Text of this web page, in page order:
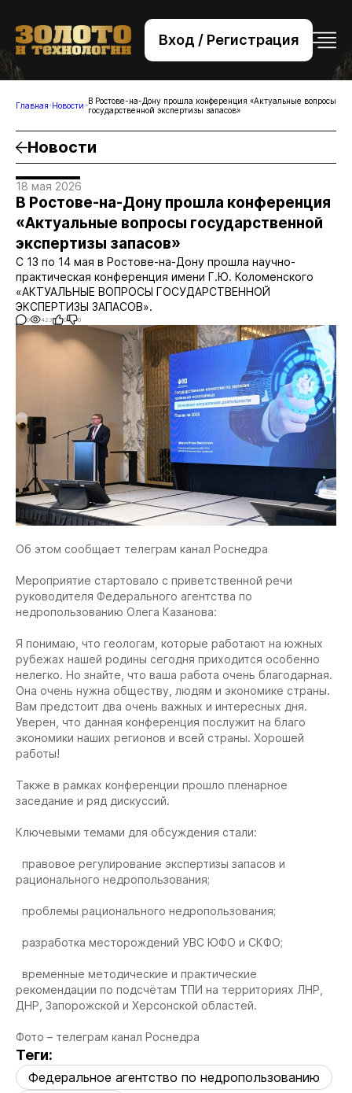
Вход / Регистрация
+7 (495) 221-76-32
bsv@zolteh.ru
Главная Новости В Ростове-на-Дону прошла конференция «Актуальные вопросы
государственной экспертизы запасов»
Новости
18 мая 2026
В Ростове-на-Дону прошла конференция
«Актуальные вопросы государственной
экспертизы запасов»
С 13 по 14 мая в Ростове-на-Дону прошла научно-
практическая конференция имени Г.Ю. Коломенского
«АКТУАЛЬНЫЕ ВОПРОСЫ ГОСУДАРСТВЕННОЙ
ЭКСПЕРТИЗЫ ЗАПАСОВ».
0 423 0 0
Об этом сообщает телеграм канал Роснедра
Мероприятие стартовало с приветственной речи
руководителя Федерального агентства по
недропользованию Олега Казанова:
Я понимаю, что геологам, которые работают на южных
рубежах нашей родины сегодня приходится особенно
нелегко. Но знайте, что ваша работа очень благодарная.
Она очень нужна обществу, людям и экономике страны.
Вам предстоит два очень важных и интересных дня.
Уверен, что данная конференция послужит на благо
экономики наших регионов и всей страны. Хорошей
работы!
Также в рамках конференции прошло пленарное
заседание и ряд дискуссий.
Ключевыми темами для обсуждения стали:
правовое регулирование экспертизы запасов и
рационального недропользования;
проблемы рационального недропользования;
разработка месторождений УВС ЮФО и СКФО;
временные методические и практические
рекомендации по подсчётам ТПИ на территориях ЛНР,
ДНР, Запорожской и Херсонской областей.
Фото – телеграм канал Роснедра
Теги:
Федеральное агентство по недропользованию